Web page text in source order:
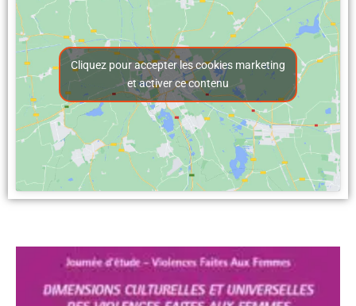
Cliquez pour accepter les cookies marketing
et activer ce contenu